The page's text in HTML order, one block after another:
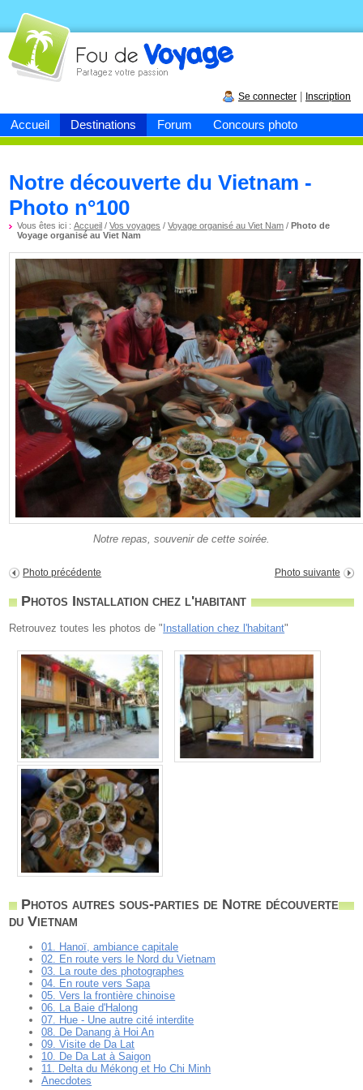
Accueil Destinations Forum Concours photo
Fou devoyage
Se connecter Inscription
Notre découverte du Vietnam -
Photo n°100
Vous êtes ici :Accueil /Vos voyages /Voyage organisé au Viet Nam /Photo de
Voyage organisé au Viet Nam
Notre repas, souvenir de cette soirée.
Photo précédente Photo suivante
Photos Installation chez l'habitant
Retrouvez toutes les photos de " Installation chez l'habitant"
Photos autres sous-parties de Notre découverte
du Vietnam
01. Hanoï, ambiance capitale
02. En route vers le Nord du Vietnam
03. La route des photographes
04. En route vers Sapa
05. Vers la frontière chinoise
06. La Baie d'Halong
07. Hue - Une autre cité interdite
08. De Danang à Hoi An
09. Visite de Da Lat
10. De Da Lat à Saigon
11. Delta du Mékong et Ho Chi Minh
Anecdotes